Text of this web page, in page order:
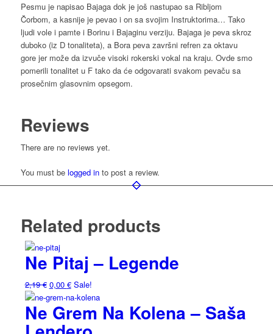
Pesmu je napisao Bajaga dok je još nastupao sa Ribljom
Čorbom, a kasnije je pevao i on sa svojim Instruktorima… Tako
ljudi vole i pamte i Borinu i Bajaginu verziju. Bajaga je peva skroz
duboko (iz D tonaliteta), a Bora peva završni refren za oktavu
gore jer može da izvuče visoki rokerski vokal na kraju. Ovde smo
pomerili tonalitet u F tako da će odgovarati svakom pevaču sa
prosečnim glasovnim opsegom.
Reviews
There are no reviews yet.
You must be logged into post a review.
Related products
Ne Pitaj – Legende
2,19€ 0,00 € Sale!
Ne Grem Na Kolena – Saša